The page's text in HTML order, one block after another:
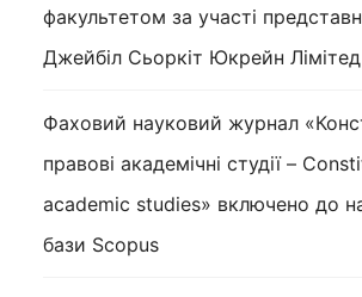
факультетом за участі
Джейбіл Сьоркіт Юкрейн Лімітед
Фаховий науковий журнал
правові академічні студії –
academic studies» включено до
бази Scopus